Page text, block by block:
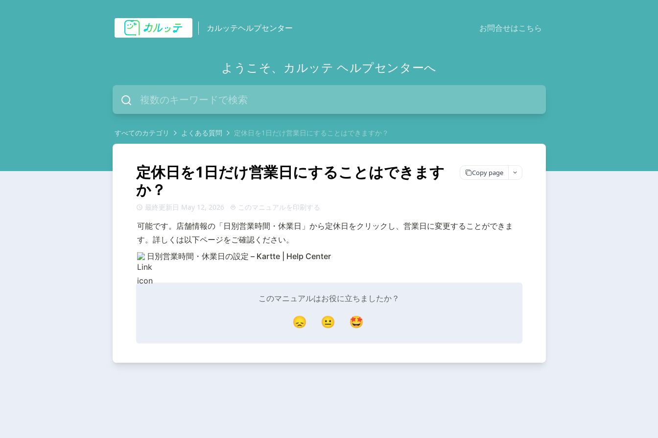
カルッテヘルプセンター お問合せはこちら
ようこそ、カルッテ ヘルプセンターへ
すべてのカテゴリ よくある質問 定休日を1日だけ営業日にすることはできますか？
定休日を1日だけ営業日にすることはできます
か？
Copy page
最終更新日 May 12, 2026 このマニュアルを印刷する
可能です。店舗情報の「日別営業時間・休業日」から定休日をクリックし、営業日に変更することができま
す。詳しくは以下ページをご確認ください。
日別営業時間・休業日の設定 – Kartte | Help Center
このマニュアルはお役に立ちましたか？
😞 😐 🤩